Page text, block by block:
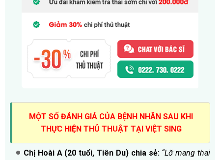
MỘT SỐ ĐÁNH GIÁ CỦA BỆNH NHÂN SAU KHI
THỰC HIỆN THỦ THUẬT TẠI VIỆT SING
Chị Hoài A (20 tuổi, Tiên Du) chia sẻ:“Lỡ mang thai